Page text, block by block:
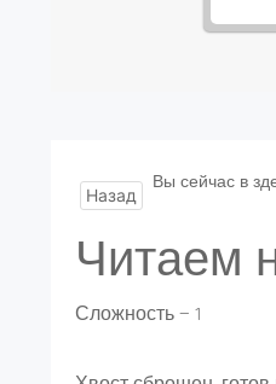
Назад
Вы сейчас в
Читаем
Сложность — 1